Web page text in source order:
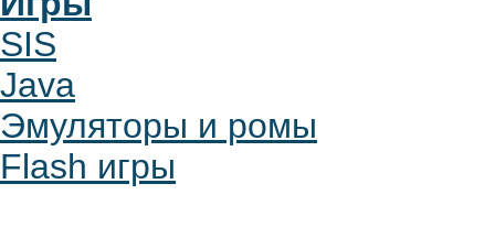
SIS
Java
Эмуляторы и ромы
Flash игры